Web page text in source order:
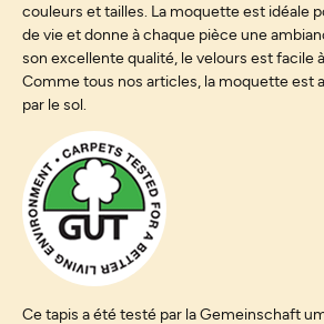
couleurs et tailles. La moquette est idéale
de vie et donne à chaque pièce une
son excellente qualité, le velours est facile
Comme tous nos articles, la moquette est
par le sol.
Ce tapis a été testé par la Gemeinschaft